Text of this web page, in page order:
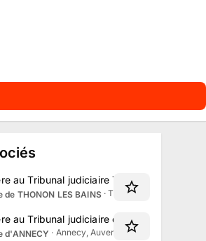
au Tribunal judiciaire Thonon-les-Bains
THONON LES BAINS·Thonon-les-Bains,
au Tribunal judiciaire d'Annecy le 2
d'ANNECY · Annecy, Auvergne-Rhône-Alpes